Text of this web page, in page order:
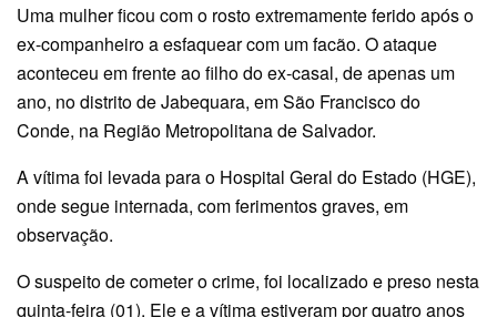
Uma mulher ficou com o rosto extremamente ferido após o
ex-companheiro a esfaquear com um facão. O ataque
aconteceu em frente ao filho do ex-casal, de apenas um
ano, no distrito de Jabequara, em São Francisco do
Conde, na Região Metropolitana de Salvador.
A vítima foi levada para o Hospital Geral do Estado (HGE),
onde segue internada, com ferimentos graves, em
observação.
O suspeito de cometer o crime, foi localizado e preso nesta
quinta-feira (01). Ele e a vítima estiveram por quatro anos